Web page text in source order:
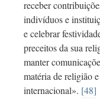
receber
indivíduos e
e celebrar
preceitos da sua
manter
matéria de religião
internacional». [48]